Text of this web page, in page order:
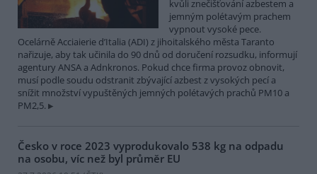
kvůli znečišťování azbestem a
jemným polétavým prachem
vypnout vysoké pece.
Ocelárně Acciaierie d’Italia (ADI) z jihoitalského města Taranto
nařizuje, aby tak učinila do 90 dnů od doručení rozsudku, informují
agentury ANSA a Adnkronos. Pokud chce firma provoz obnovit,
musí podle soudu odstranit zbývající azbest z vysokých pecí a
snížit množství vypuštěných jemných polétavých prachů PM10 a
PM2,5.
Česko v roce 2023 vyprodukovalo 538 kg na odpadu
na osobu, víc než byl průměr EU